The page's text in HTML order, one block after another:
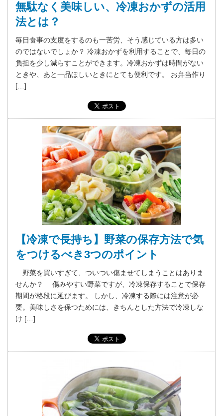
無駄なく美味しい、冷凍おかずの活用
法とは？
毎日食事の支度をするのも一苦労、そう感じている方は多い
のではないでしょか？ 冷凍おかずを利用することで、毎日の
負担を少し減らすことができます。冷凍おかずは時間がない
ときや、あと一品ほしいときにとても便利です。 お弁当作り
[…]
【冷凍で長持ち】野菜の保存方法で気
をつけるべき3つのポイント
野菜を買いすぎて、ついつい傷ませてしまうことはありま
せんか？ 傷みやすい野菜ですが、冷凍保存することで保存
期間が格段に延びます。 しかし、冷凍する際には注意が必
要。美味しさを保つためには、きちんとした方法で冷凍しな
け […]